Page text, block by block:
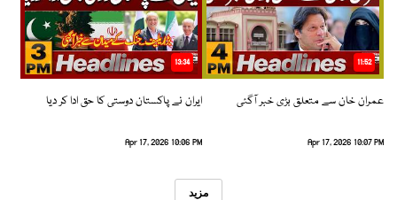
11:52
عمران خان سے متعلق بڑی خبر آگئی
Apr 17, 2026 10:07 PM
13:34
ایران نے پاکستان دوستی کا حق ادا کر دیا
Apr 17, 2026 10:06 PM
مزید